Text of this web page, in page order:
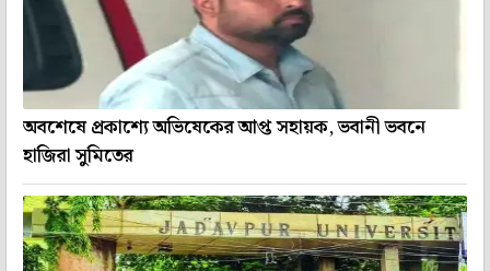
অবশেষে প্রকাশ্যে অভিষেকের আপ্ত সহায়ক, ভবানী ভবনে
হাজিরা সুমিতের